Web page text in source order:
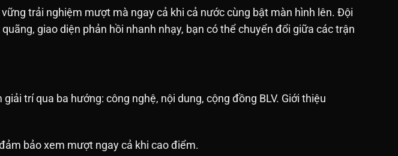
trải nghiệm mượt mà ngay cả khi cả nước cùng bật màn hình lên. Đội
giao diện phản hồi nhanh nhạy, bạn có thể chuyển đổi giữa các trận
trí qua ba hướng: công nghệ, nội dung, cộng đồng BLV. Giới thiệu
bảo xem mượt ngay cả khi cao điểm.